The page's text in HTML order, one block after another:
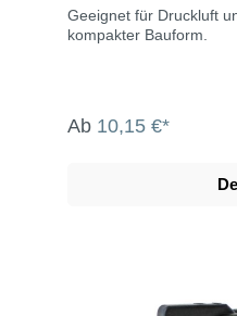
Geeignet für Druckluft
kompakter Bauform.
Ab 10,15 €*